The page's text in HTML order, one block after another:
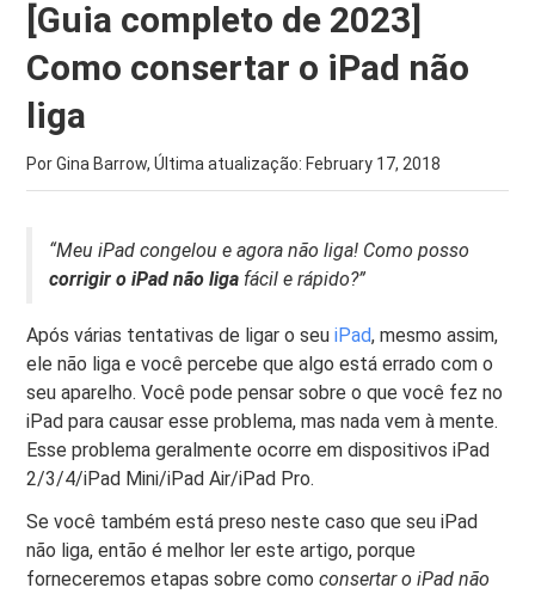
[Guia completo de 2023]
Como consertar o iPad não
liga
Por Gina Barrow, Última atualização: February 17, 2018
“Meu iPad congelou e agora não liga! Como posso
corrigir o iPad não liga fácil e rápido?”
Após várias tentativas de ligar o seuiPad, mesmo assim,
ele não liga e você percebe que algo está errado com o
seu aparelho. Você pode pensar sobre o que você fez no
iPad para causar esse problema, mas nada vem à mente.
Esse problema geralmente ocorre em dispositivos iPad
2/3/4/iPad Mini/iPad Air/iPad Pro.
Se você também está preso neste caso que seu iPad
não liga, então é melhor ler este artigo, porque
forneceremos etapas sobre comoconsertar o iPad não